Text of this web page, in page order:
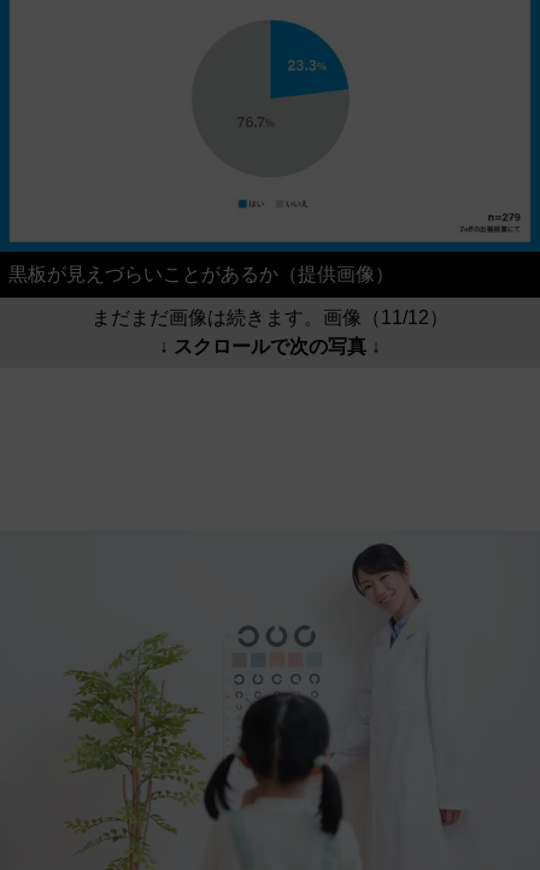
黒板が見えづらいことがあるか（提供画像）
まだまだ画像は続きます。画像（11/12）
↓ スクロールで次の写真 ↓